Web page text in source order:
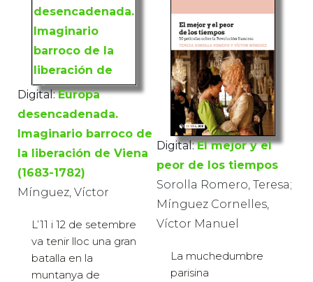
Digital: Europa
desencadenada.
Imaginario barroco de
la liberación de Viena
(1683-1782)
Mínguez, Víctor
L’11 i 12 de setembre
va tenir lloc una gran
batalla en la
muntanya de
Digital: El mejor y el
peor de los tiempos
Sorolla Romero, Teresa;
Mínguez Cornelles,
Víctor Manuel
La muchedumbre
parisina